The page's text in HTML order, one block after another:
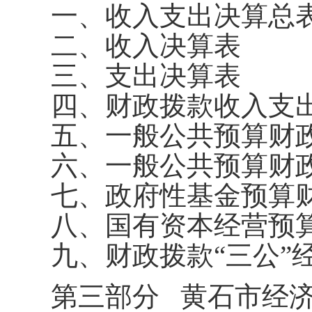
一、收入支出决算总
二、收入决算表
三、支出决算表
四、财政拨款收入支
五、一般公共预算财
六、一般公共预算财
七、政府性基金预算
八、国有资本经营预
九、财政拨款“三公”
第三部分
黄石市经